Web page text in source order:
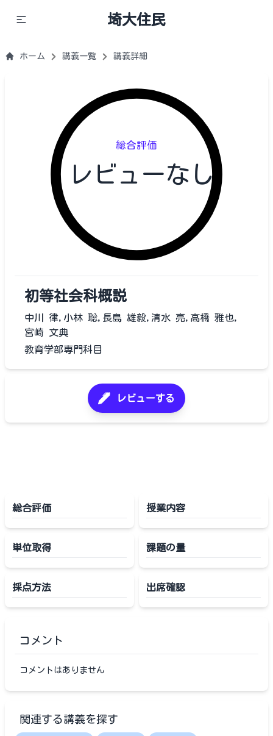
埼大住民
ホーム 講義一覧 講義詳細
総合評価
レビューなし
初等社会科概説
中川 律,小林 聡,長島 雄毅,清水 亮,高橋 雅也,
宮崎 文典
教育学部専門科目
レビューする
総合評価 授業内容
単位取得 課題の量
採点方法 出席確認
コメント
コメントはありません
関連する講義を探す